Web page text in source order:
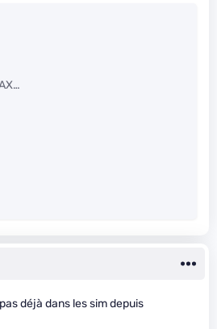
déjà dans les sim depuis